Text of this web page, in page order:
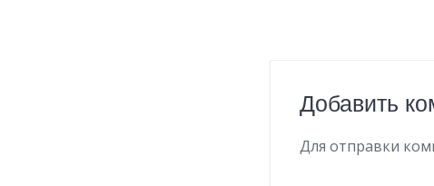
Добавить
Для отправки